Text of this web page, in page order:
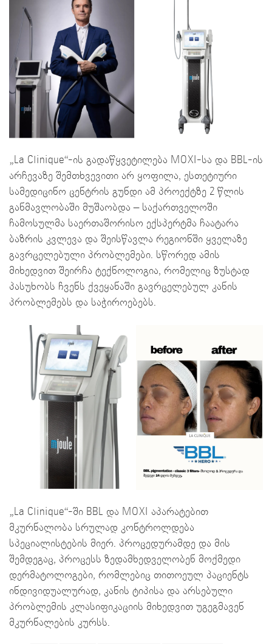
„La Clinique“-ის გადაწყვეტილება MOXI-სა და BBL-ის
არჩევაზე შემთხვევითი არ ყოფილა, ესთეტიური
სამედიცინო ცენტრის გუნდი ამ პროექტზე 2 წლის
განმავლობაში მუშაობდა – საქართველოში
ჩამოსულმა საერთაშორისო ექსპერტმა ჩაატარა
ბაზრის კვლევა და შეისწავლა რეგიონში ყველაზე
გავრცელებული პრობლემები. სწორედ ამის
მიხედვით შეირჩა ტექნოლოგია, რომელიც ზუსტად
პასუხობს ჩვენს ქვეყანაში გავრცელებულ კანის
პრობლემებს და საჭიროებებს.
„La Clinique“-ში BBL და MOXI აპარატებით
მკურნალობა სრულად კონტროლდება
სპეციალისტების მიერ. პროცედურამდე და მის
შემდეგაც, პროცესს ზედამხედველობენ მოქმედი
დერმატოლოგები, რომლებიც თითოეულ პაციენტს
ინდივიდუალურად, კანის ტიპისა და არსებული
პრობლემის კლასიფიკაციის მიხედვით უგეგმავენ
მკურნალების კურსს.